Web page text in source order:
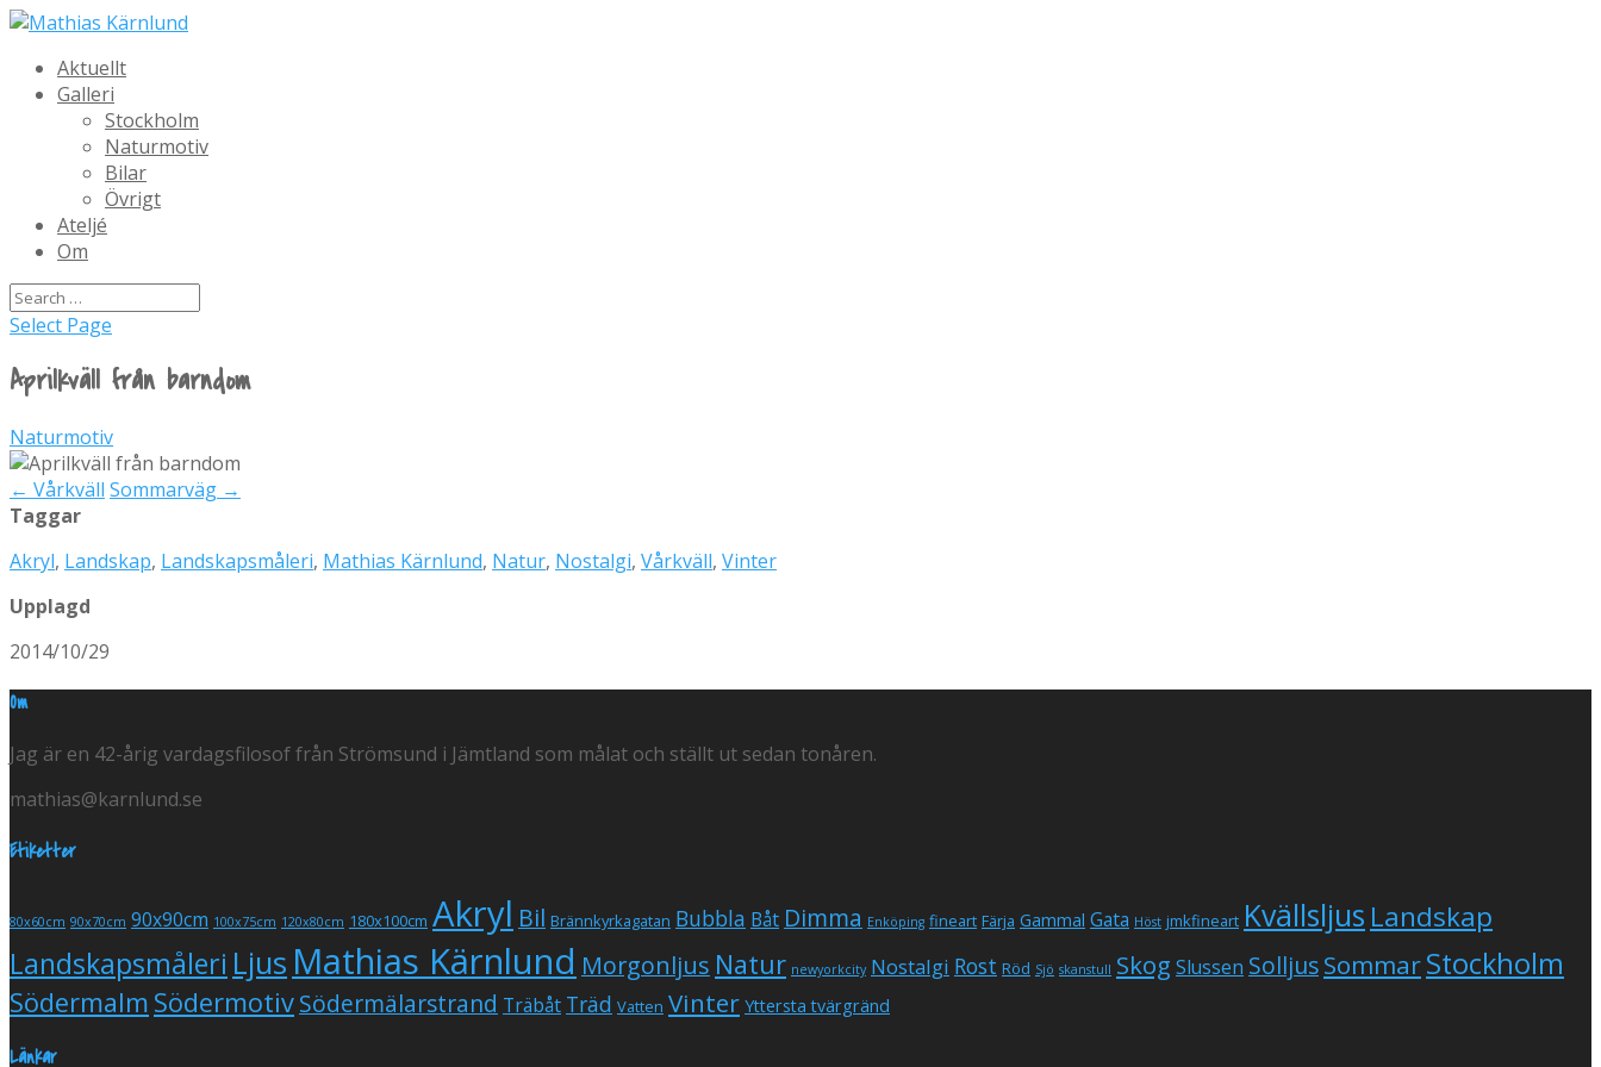
Aktuellt
Galleri
Stockholm
Naturmotiv
Bilar
Övrigt
Ateljé
Om
Select Page
Aprilkväll från barndom
Naturmotiv
← Vårkväll Sommarväg →
Taggar
Akryl, Landskap, Landskapsmåleri, Mathias Kärnlund, Natur, Nostalgi, Vårkväll, Vinter
Upplagd
2014/10/29
Om
Jag är en 42-årig vardagsfilosof från Strömsund i Jämtland som målat och ställt ut sedan tonåren.
mathias@karnlund.se
Etiketter
80x60cm 90x70cm 90x90cm 100x75cm 120x80cm 180x100cm Akryl Bil Brännkyrkagatan Bubbla Båt Dimma Enköping fineart Färja Gammal Gata Höst jmkfineart Kvällsljus Landskap
Landskapsmåleri Ljus Mathias Kärnlund Morgonljus Natur newyorkcity Nostalgi Rost Röd Sjö skanstull Skog Slussen SolljusSommarStockholm
Södermalm SödermotivSödermälarstrand Träbåt Träd Vatten Vinter Yttersta tvärgränd
Länkar